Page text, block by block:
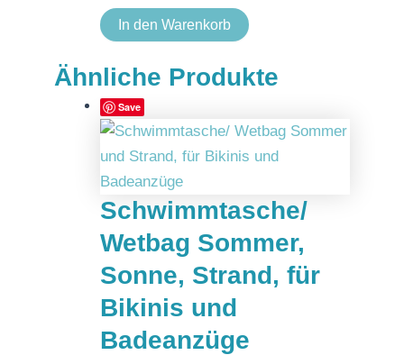
In den Warenkorb
Ähnliche Produkte
Save
Schwimmtasche/
Wetbag Sommer,
Sonne, Strand, für
Bikinis und
Badeanzüge